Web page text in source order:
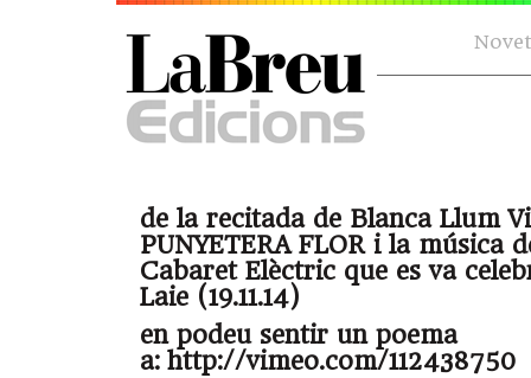
de la recitada de Blanca Llum
PUNYETERA FLOR i la música
Cabaret Elèctric que es va
Laie (19.11.14)
en podeu sentir un poema
a: http://vimeo.com/112438750